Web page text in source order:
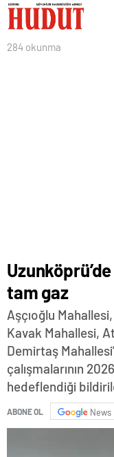
284 okunma
tam gaz
Aşçıoğlu
Kavak Mahallesi,
Demirtaş
çalışmalarının
hedeflendiği
ABONE OL News
Rehberi